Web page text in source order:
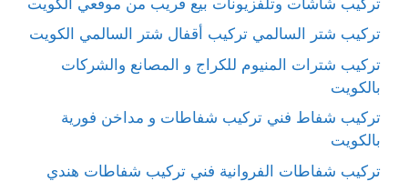
تركيب شتر السالمي تركيب أقفال شتر السالمي الكويت
تركيب شترات المنيوم للكراج و المصانع والشركات
بالكويت
تركيب شفاط فني تركيب شفاطات و مداخن فورية
بالكويت
تركيب شفاطات الفروانية فني تركيب شفاطات هندي